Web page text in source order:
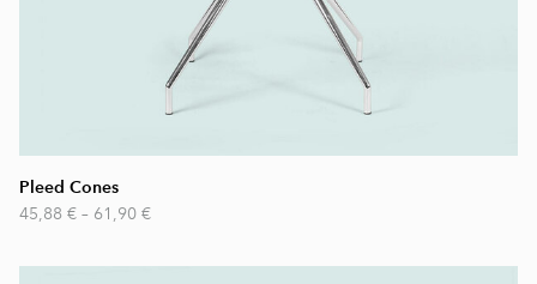
Pleed Cones
45,88 € – 61,90 €